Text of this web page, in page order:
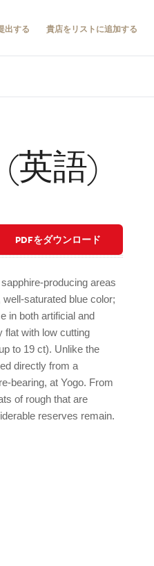
出する 貴店をリストに追加する
英語)
PDFをダウンロード
producing areas
saturated blue color;
in both artificial and
flat with low cutting
to 19 ct). Unlike the
directly from a
bearing, at Yogo. From
of rough that are
reserves remain.